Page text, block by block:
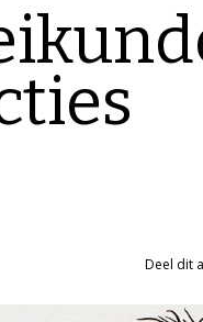
Deel dit